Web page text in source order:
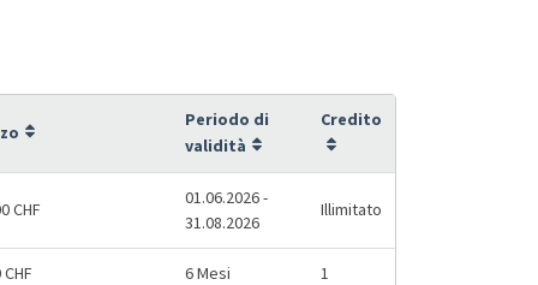
Periodo di
validità
Credito
CHF
01.06.2026 -
31.08.2026
Illimitato
6 Mesi 1